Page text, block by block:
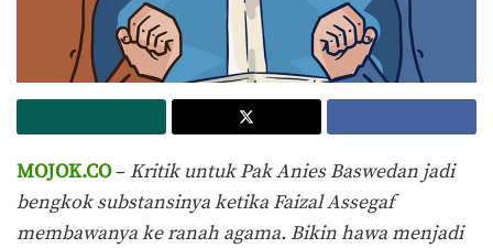
MOJOK.CO– Kritik untuk Pak Anies Baswedan jadi
bengkok substansinya ketika Faizal Assegaf
membawanya ke ranah agama. Bikin hawa menjadi